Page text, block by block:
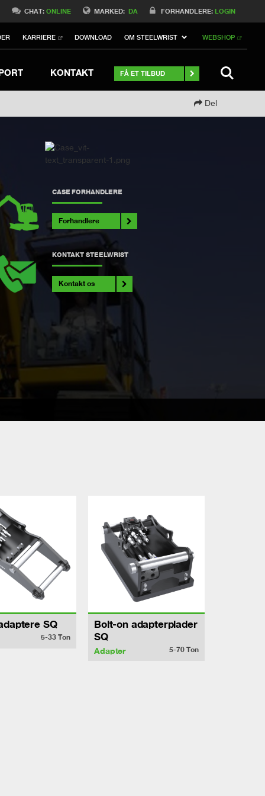
MARKED: DA FORHANDLERE: LOGIN
CHAT:ONLINE
KARRIERE DOWNLOAD OM STEELWRIST WEBSHOP
KONTAKT FÅ ET TILBUD
Switch to Norway
Switch to Italy
Del
CASE FORHANDLERE
Forhandlere
KONTAKT STEELWRIST
Kontakt os
SQ
5-33Ton
Bolt-on adapterplader
SQ
Adapter 5-70 Ton